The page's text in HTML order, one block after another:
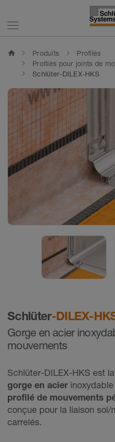
home Produits
Profilés
Profilés pour joints de
Schlüter-DILEX-HKS
Schlüter-DILEX-
Gorge en acier
mouvements
Schlüter-DILEX-HKS est la
gorge en acier inoxydable
profilé de mouvements
conçue pour la liaison sol/
carrelés.